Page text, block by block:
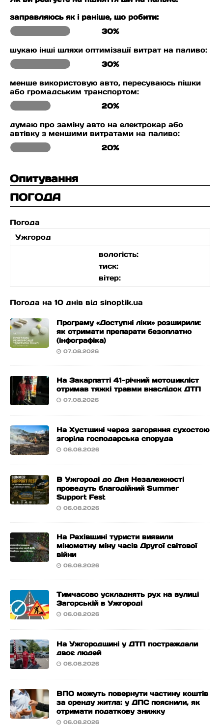
заправляюсь як і раніше, що робити:
30%
шукаю інші шляхи оптимізації витрат на паливо:
30%
менше використовую авто, пересуваюсь пішки
або громадським транспортом:
20%
думаю про заміну авто на електрокар або
автівку з меншими витратами на паливо:
20%
Опитування
ПОГОДА
Погода
Ужгород
вологість:
тиск:
вітер:
Погода на 10 днів від sinoptik.ua
Програму «Доступні ліки» розширили:
як отримати препарати безоплатно
(інфографіка)
07.08.2026
На Закарпатті 41-річний мотоцикліст
отримав тяжкі травми внаслідок ДТП
07.08.2026
На Хустщині через загоряння сухостою
згоріла господарська споруда
06.08.2026
В Ужгороді до Дня Незалежності
проведуть благодійний Summer
Support Fest
06.08.2026
На Рахівщині туристи виявили
мінометну міну часів Другої світової
війни
06.08.2026
Тимчасово ускладнять рух на вулиці
Загорській в Ужгороді
06.08.2026
На Ужгородщині у ДТП постраждали
двоє людей
06.08.2026
ВПО можуть повернути частину коштів
за оренду житла: у ДПС пояснили, як
отримати податкову знижку
06.08.2026